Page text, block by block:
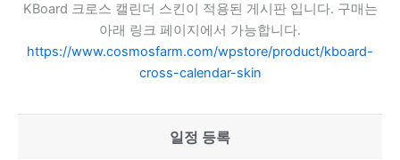
KBoard 크로스 캘린더 스킨이 적용된 게시판 입니다. 구매는
아래 링크 페이지에서 가능합니다.
https://www.cosmosfarm.com/wpstore/product/kboard-
cross-calendar-skin
일정 등록